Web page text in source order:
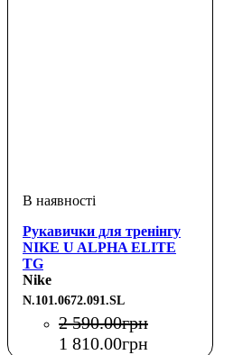
Рукавички для тренінгу
NIKE U ALPHA ELITE
TG
BLACK/BLACK/WHITE S
Nike
N.101.0672.091.SL
2 590.00грн
1 810.00грн